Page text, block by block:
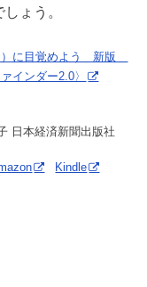
ょう。
）に目覚めよう 新版
インダー2.0〉
日本経済新聞出版社
Kindle